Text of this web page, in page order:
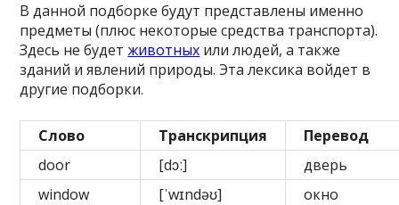
В данной подборке будут представлены именно
предметы (плюс некоторые средства транспорта).
Здесь не будетживотных или людей, а также
зданий и явлений природы. Эта лексика войдет в
другие подборки.
Слово Транскрипция
Перевод
door
[dɔː]
дверь
window
[ˈwɪndəʊ]
окно